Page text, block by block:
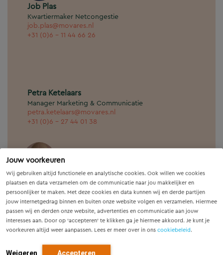
Jouw voorkeuren
Wij gebruiken altijd functionele en analytische cookies. Ook willen we cookies
plaatsen en data verzamelen om de communicatie naar jou makkelijker en
persoonlijker te maken. Met deze cookies en data kunnen wij en derde partijen
jouw internetgedrag binnen en buiten onze website volgen en verzamelen. Hiermee
passen wij en derden onze website, advertenties en communicatie aan jouw
interesses aan. Door op ‘accepteren’ te klikken ga je hiermee akkoord. Je kunt je
voorkeuren altijd weer aanpassen. Lees er meer over in ons cookiebeleid.
Weigeren Accepteren
Job Plas
Kwartiermaker Netcongestie
job.plas@movares.nl
+31 (0)6 - 11 44 66 26
Petra Ketelaars
Manager Marketing & Communicatie
petra.ketelaars@movares.nl
+31 (0)6 - 27 44 01 38
Cuno Koopsta
Projectmanager/ Senior KNA archeoloog
cuno.koopstra@movares.nl
+31 (0)6 - 11 03 97 37